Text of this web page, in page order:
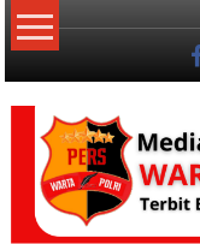
Lompat
ke